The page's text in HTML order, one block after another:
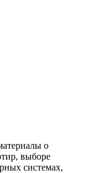
о
выборе
системах,